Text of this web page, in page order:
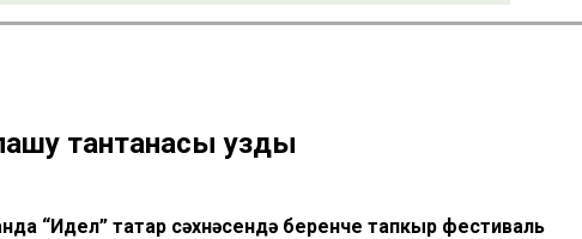
тантанасы узды
“Идел” татар сәхнәсендә беренче тапкыр фестиваль